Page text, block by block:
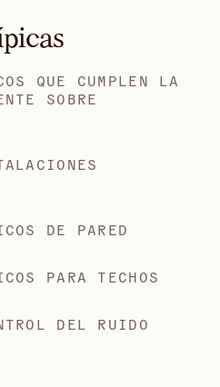
QUE CUMPLEN LA
SOBRE
DE PARED
PARA TECHOS
DEL RUIDO